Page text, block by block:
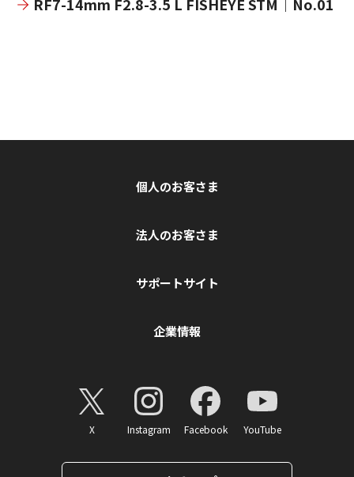
個人のお客さま
法人のお客さま
サポートサイト
企業情報
X Instagram Facebook YouTube